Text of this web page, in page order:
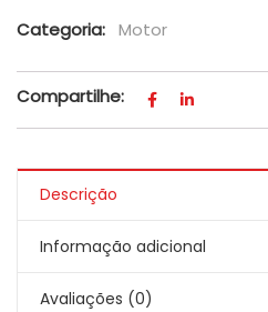
Categoria: Motor
Compartilhe:
Descrição
Informação adicional
Avaliações (0)